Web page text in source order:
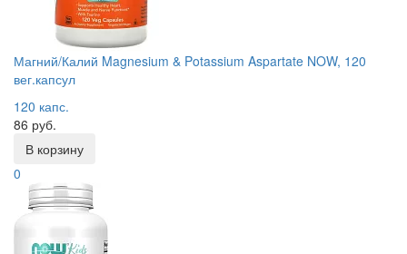
Магний/Калий Magnesium & Potassium Aspartate NOW, 120
вег.капсул
120 капс.
86 руб.
В корзину
0